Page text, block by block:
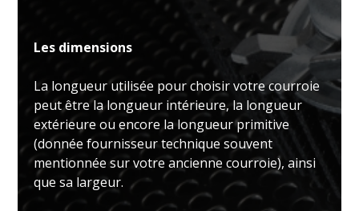
Les dimensions
La longueur utilisée pour choisir votre courroie
peut être la longueur intérieure, la longueur
extérieure ou encore la longueur primitive
(donnée fournisseur technique souvent
mentionnée sur votre ancienne courroie), ainsi
que sa largeur.